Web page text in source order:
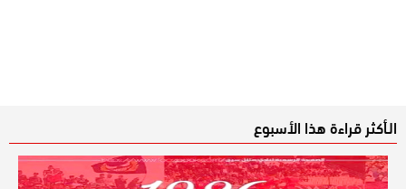
الـأكثر قراءة هذا الأسبوع